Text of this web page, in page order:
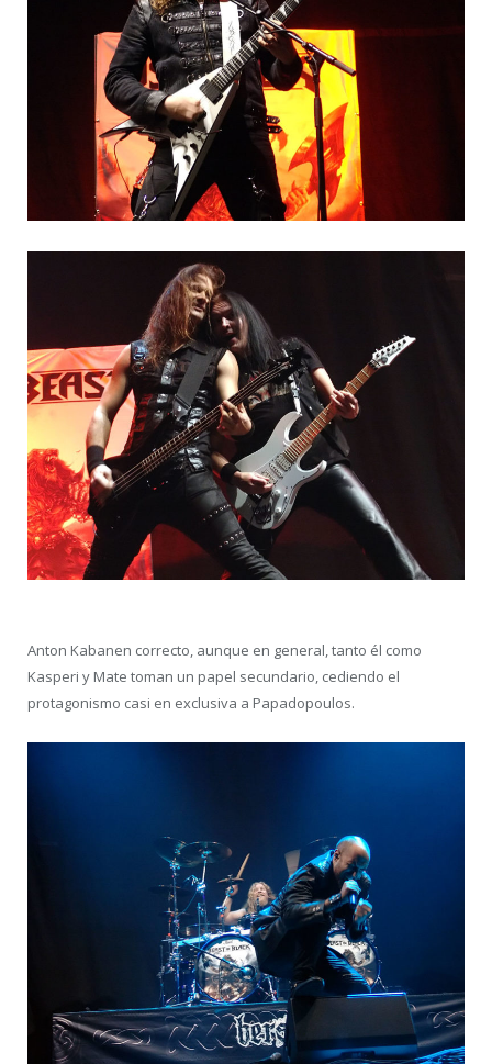
Anton Kabanen correcto, aunque en general, tanto él como
Kasperi y Mate toman un papel secundario, cediendo el
protagonismo casi en exclusiva a Papadopoulos.